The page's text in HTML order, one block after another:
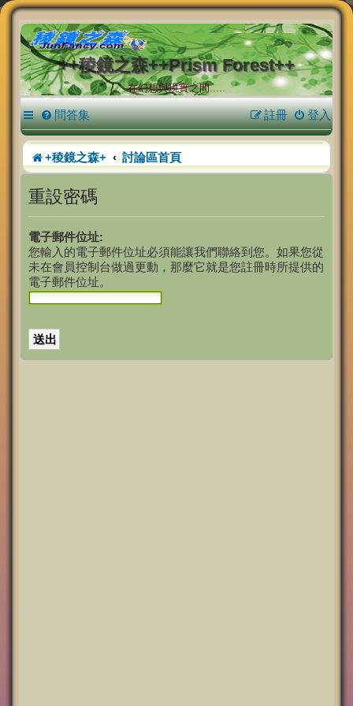
++稜鏡之森++Prism Forest++
在幻想與現實之間.....
問答集 登入
註冊
+稜鏡之森+ 討論區首頁
重設密碼
電子郵件位址:
您輸入的電子郵件位址必須能讓我們聯絡到您。如果您從
未在會員控制台做過更動，那麼它就是您註冊時所提供的
電子郵件位址。